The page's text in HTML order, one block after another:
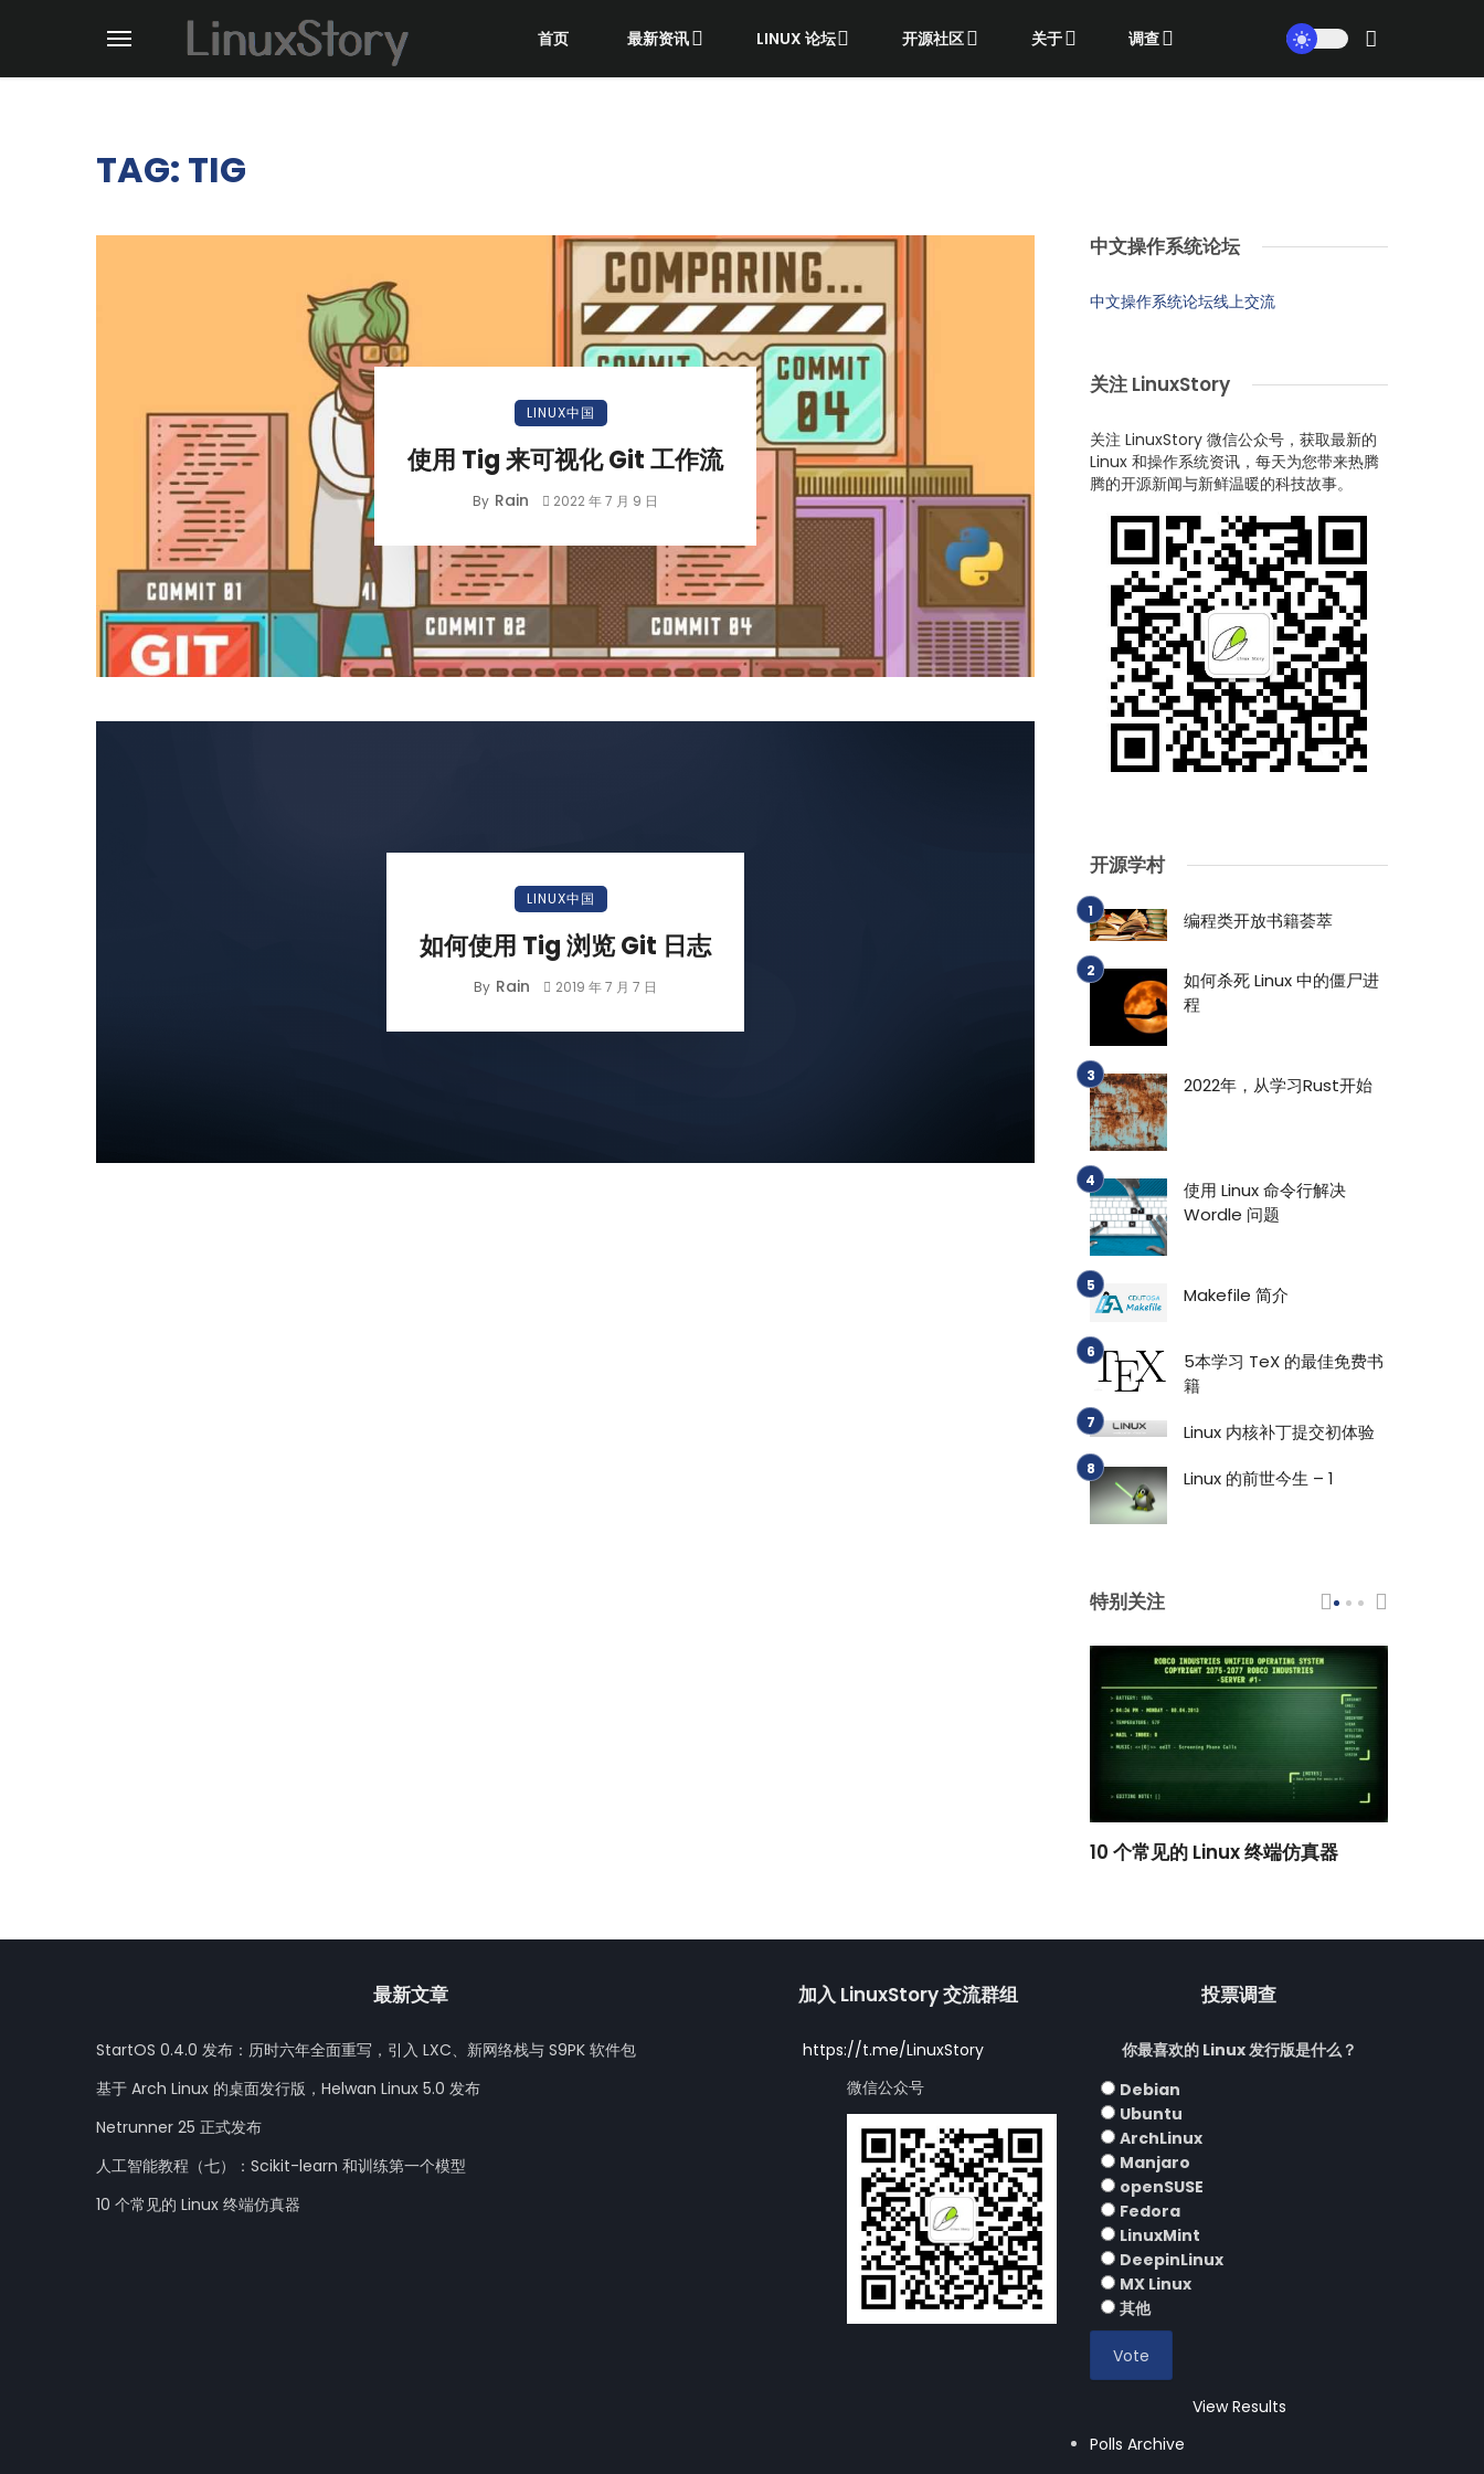
首页 最新资讯 LINUX 论坛 开源社区 关于 调查
TAG: TIG
LINUX中国
使用 Tig 来可视化 Git 工作流
By Rain 2022 年 7 月 9 日
LINUX中国
如何使用 Tig 浏览 Git 日志
By Rain 2019 年 7 月 7 日
中文操作系统论坛
中文操作系统论坛线上交流
关注 LinuxStory
关注 LinuxStory 微信公众号，获取最新的
Linux 和操作系统资讯，每天为您带来热腾
腾的开源新闻与新鲜温暖的科技故事。
开源学村
编程类开放书籍荟萃
如何杀死 Linux 中的僵尸进
程
2022年，从学习Rust开始
使用 Linux 命令行解决
Wordle 问题
Makefile 简介
5本学习 TeX 的最佳免费书
籍
Linux 内核补丁提交初体验
Linux 的前世今生 – 1
特别关注
10 个常见的 Linux 终端仿真器
最新文章
StartOS 0.4.0 发布：历时六年全面重写，引入 LXC、新网络栈与 S9PK 软件包
基于 Arch Linux 的桌面发行版，Helwan Linux 5.0 发布
Netrunner 25 正式发布
人工智能教程（七）：Scikit-learn 和训练第一个模型
10 个常见的 Linux 终端仿真器
加入 LinuxStory 交流群组
https://t.me/LinuxStory
微信公众号
投票调查
你最喜欢的 Linux 发行版是什么？
Debian
Ubuntu
ArchLinux
Manjaro
openSUSE
Fedora
LinuxMint
DeepinLinux
MX Linux
其他
View Results
Polls Archive